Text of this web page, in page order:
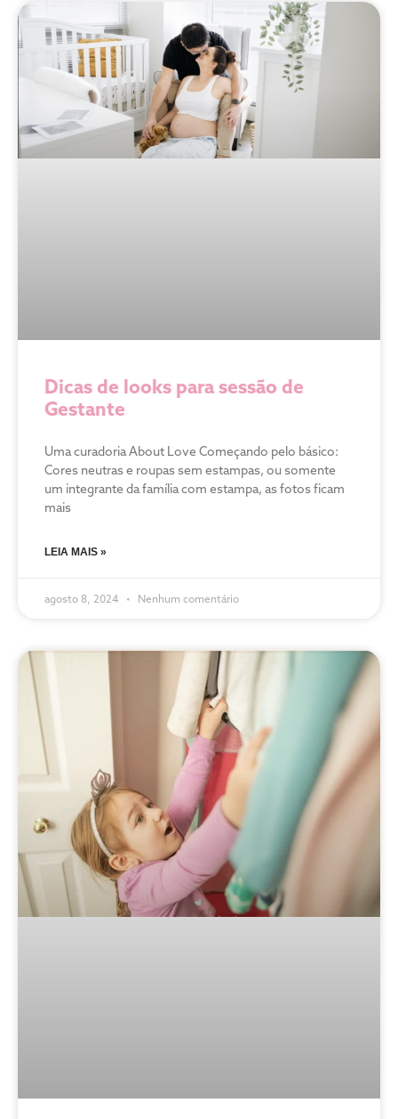
Dicas de looks para sessão de
Gestante
Uma curadoria About Love Começando pelo básico:
Cores neutras e roupas sem estampas, ou somente
um integrante da família com estampa, as fotos ficam
mais
LEIA MAIS »
agosto 8, 2024 Nenhum comentário